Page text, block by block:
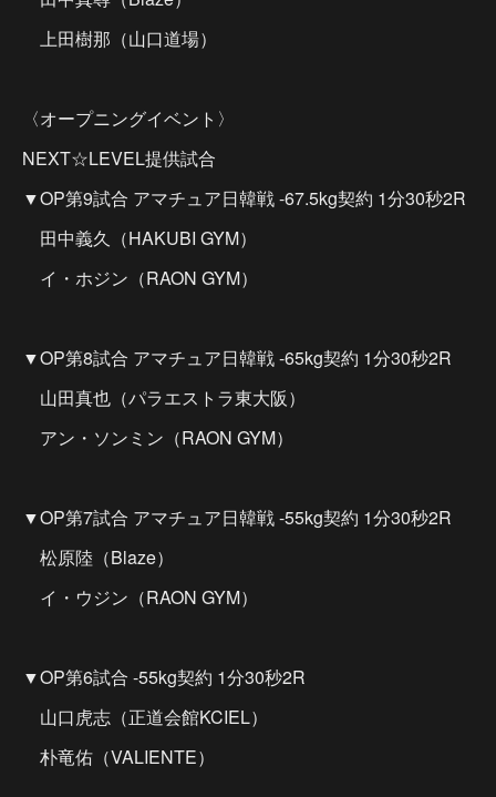
上田樹那（山口道場）
〈オープニングイベント〉
NEXT☆LEVEL提供試合
▼OP第9試合 アマチュア日韓戦 -67.5kg契約 1分30秒2R
田中義久（HAKUBI GYM）
イ・ホジン（RAON GYM）
▼OP第8試合 アマチュア日韓戦 -65kg契約 1分30秒2R
山田真也（パラエストラ東大阪）
アン・ソンミン（RAON GYM）
▼OP第7試合 アマチュア日韓戦 -55kg契約 1分30秒2R
松原陸（Blaze）
イ・ウジン（RAON GYM）
▼OP第6試合 -55kg契約 1分30秒2R
山口虎志（正道会館KCIEL）
朴竜佑（VALIENTE）